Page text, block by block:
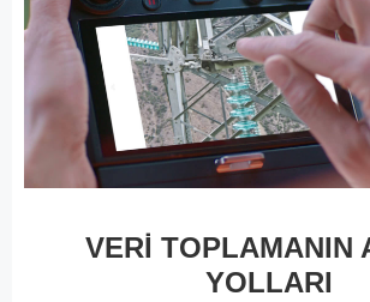
VERİ TOPLAMANIN
YOLLARI